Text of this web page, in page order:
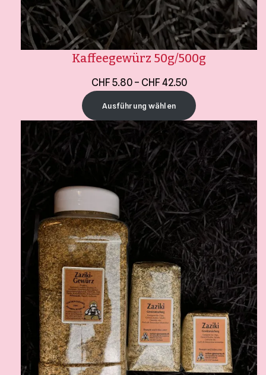
Kaffeegewürz 50g/500g
CHF 5.80 – CHF 42.50
Ausführung wählen